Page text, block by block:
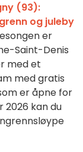
(93):
og juleby
er
Saint-Denis
med et
med gratis
er åpne for
2026 kan du